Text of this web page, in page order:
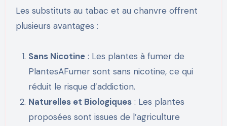
Les substituts au tabac et au chanvre offrent
plusieurs avantages :
Sans Nicotine : Les plantes à fumer de
PlantesAFumer sont sans nicotine, ce qui
réduit le risque d’addiction.
Naturelles et Biologiques : Les plantes
proposées sont issues de l’agriculture